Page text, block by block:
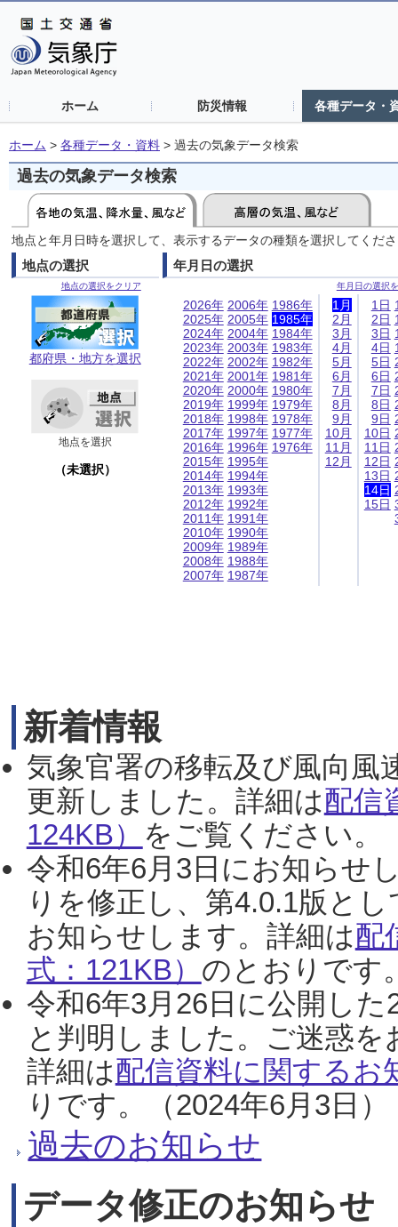
ホーム 防災情報 各種データ・
ホーム > 各種データ・資料 > 過去の気象データ検索
過去の気象データ検索
地点と年月日時を選択して、表示するデータの種類を選択してくだ
地点の選択
地点の選択をクリア
都府県・地方を選択
地点を選択
（未選択）
年月日の選択
年月日の選択
2026年
2025年
2024年
2023年
2022年
2021年
2020年
2019年
2018年
2017年
2016年
2015年
2014年
2013年
2012年
2011年
2010年
2009年
2008年
2007年
2006年
2005年
2004年
2003年
2002年
2001年
2000年
1999年
1998年
1997年
1996年
1995年
1994年
1993年
1992年
1991年
1990年
1989年
1988年
1987年
1986年
1985年
1984年
1983年
1982年
1981年
1980年
1979年
1978年
1977年
1976年
1月
2月
3月
4月
5月
6月
7月
8月
9月
10月
11月
12月
1日
2日
3日
4日
5日
6日
7日
8日
9日
10日
11日
12日
13日
14日
15日
新着情報
気象官署の移転及び風向風
更新しました。詳細は配信
124KB） をご覧ください。
令和6年6月3日にお知らせ
りを修正し、第4.0.1版と
お知らせします。詳細は配
式：121KB） のとおりです
令和6年3月26日に公開し
と判明しました。ご迷惑
詳細は配信資料に関するお
りです。（2024年6月3日）
過去のお知らせ
データ修正のお知らせ